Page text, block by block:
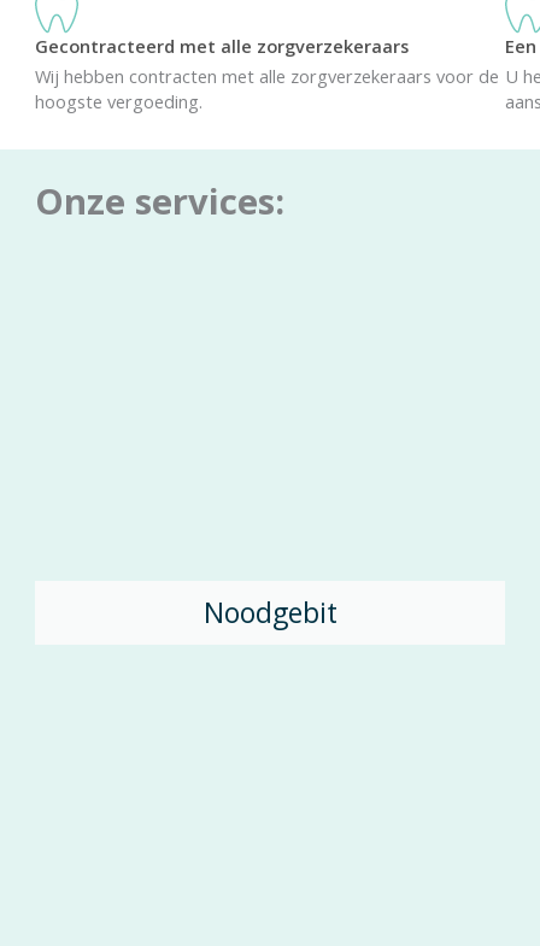
Gecontracteerd met alle zorgverzekeraars
Wij hebben contracten met alle zorgverzekeraars voor de
hoogste vergoeding.
U
Onze services:
Noodgebit